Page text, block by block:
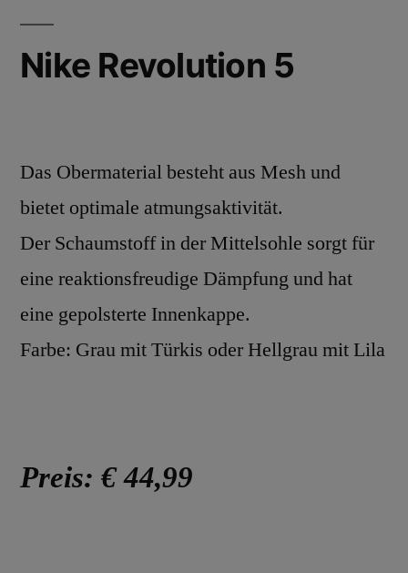
Nike Revolution 5
Das Obermaterial besteht aus Mesh und
bietet optimale atmungsaktivität.
Der Schaumstoff in der Mittelsohle sorgt für
eine reaktionsfreudige Dämpfung und hat
eine gepolsterte Innenkappe.
Farbe: Grau mit Türkis oder Hellgrau mit Lila
Preis: € 44,99